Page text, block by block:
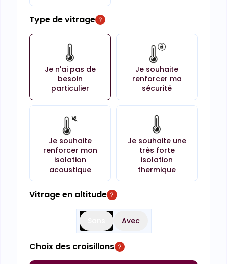
Type de vitrage
Je n'ai pas de
besoin
particulier
Je souhaite
renforcer ma
sécurité
Je souhaite
renforcer mon
isolation
acoustique
Je souhaite une
très forte
isolation
thermique
Vitrage en altitude
Avec
Choix des croisillons